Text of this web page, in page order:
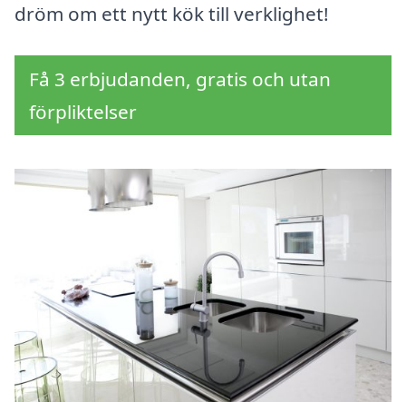
dröm om ett nytt kök till verklighet!
Få 3 erbjudanden, gratis och utan
förpliktelser